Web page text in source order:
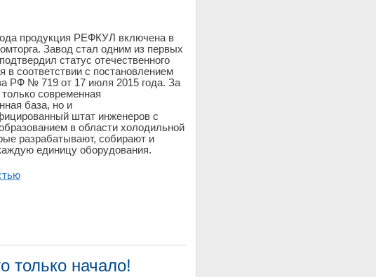
продукция РЕФКУЛ включена в
Завод стал одним из первых
статус отечественного
в соответствии с постановлением
РФ № 719 от 17 июля 2015 года. За
современная
база, но и
штат инженеров с
в области холодильной
разрабатывают, собирают и
единицу оборудования.
только начало!